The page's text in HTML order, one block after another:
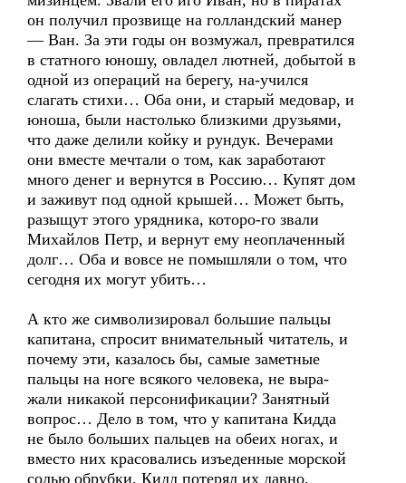
он получил прозвище на голландский манер
— Ван. За эти годы он возмужал, превратился
в статного юношу, овладел лютней, добытой в
одной из операций на берегу, на-учился
слагать стихи… Оба они, и старый медовар, и
юноша, были настолько близкими друзьями,
что даже делили койку и рундук. Вечерами
они вместе мечтали о том, как заработают
много денег и вернутся в Россию… Купят дом
и заживут под одной крышей… Может быть,
разыщут этого урядника, которо-го звали
Михайлов Петр, и вернут ему неоплаченный
долг… Оба и вовсе не помышляли о том, что
сегодня их могут убить…
А кто же символизировал большие пальцы
капитана, спросит внимательный читатель, и
почему эти, казалось бы, самые заметные
пальцы на ноге всякого человека, не выра-
жали никакой персонификации? Занятный
вопрос… Дело в том, что у капитана Кидда
не было больших пальцев на обеих ногах, и
вместо них красовались изъеденные морской
солью обрубки. Кидд потерял их давно,